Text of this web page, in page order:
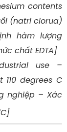
contents
(natri clorua)
hàm lượng
chất EDTA]
use –
degrees C
nghiệp – Xác
C]